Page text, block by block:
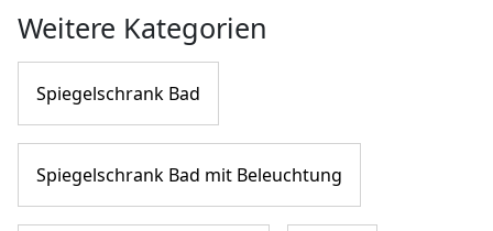
Weitere Kategorien
Spiegelschrank Bad
Spiegelschrank Bad mit Beleuchtung